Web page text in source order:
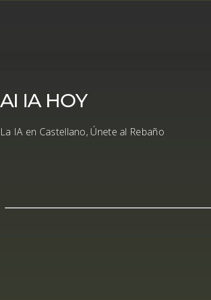
AI IA HOY
La IA en Castellano, Únete al Rebaño